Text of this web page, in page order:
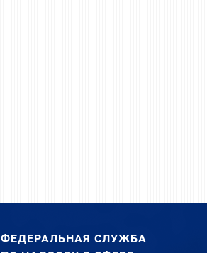
ФЕДЕРАЛЬНАЯ СЛУЖБА